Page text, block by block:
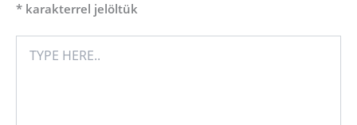
* karakterrel jelöltük
HERE..